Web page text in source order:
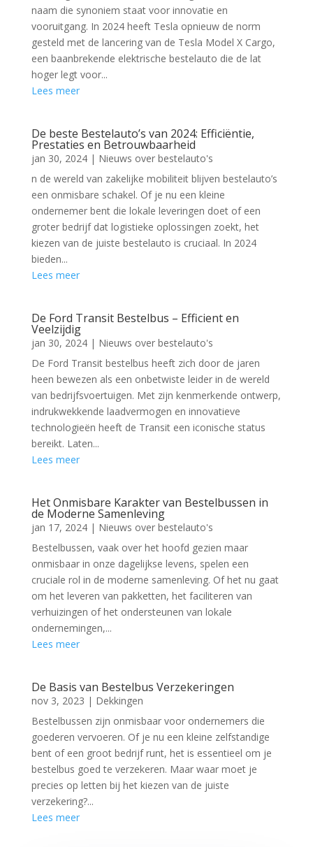
naam die synoniem staat voor innovatie en
vooruitgang. In 2024 heeft Tesla opnieuw de norm
gesteld met de lancering van de Tesla Model X Cargo,
een baanbrekende elektrische bestelauto die de lat
hoger legt voor...
Lees meer
De beste Bestelauto’s van 2024: Efficiëntie,
Prestaties en Betrouwbaarheid
jan 30, 2024| Nieuws over bestelauto's
n de wereld van zakelijke mobiliteit blijven bestelauto’s
een onmisbare schakel. Of je nu een kleine
ondernemer bent die lokale leveringen doet of een
groter bedrijf dat logistieke oplossingen zoekt, het
kiezen van de juiste bestelauto is cruciaal. In 2024
bieden...
Lees meer
De Ford Transit Bestelbus – Efficient en
Veelzijdig
jan 30, 2024| Nieuws over bestelauto's
De Ford Transit bestelbus heeft zich door de jaren
heen bewezen als een onbetwiste leider in de wereld
van bedrijfsvoertuigen. Met zijn kenmerkende ontwerp,
indrukwekkende laadvermogen en innovatieve
technologieën heeft de Transit een iconische status
bereikt. Laten...
Lees meer
Het Onmisbare Karakter van Bestelbussen in
de Moderne Samenleving
jan 17, 2024| Nieuws over bestelauto's
Bestelbussen, vaak over het hoofd gezien maar
onmisbaar in onze dagelijkse levens, spelen een
cruciale rol in de moderne samenleving. Of het nu gaat
om het leveren van pakketten, het faciliteren van
verhuizingen of het ondersteunen van lokale
ondernemingen,...
Lees meer
De Basis van Bestelbus Verzekeringen
nov 3, 2023 | Dekkingen
Bestelbussen zijn onmisbaar voor ondernemers die
goederen vervoeren. Of je nu een kleine zelfstandige
bent of een groot bedrijf runt, het is essentieel om je
bestelbus goed te verzekeren. Maar waar moet je
precies op letten bij het kiezen van de juiste
verzekering?...
Lees meer